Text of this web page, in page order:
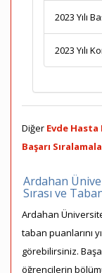
2023 Yılı
2023 Yılı
Diğer Evde Hasta
Başarı
Ardahan
Sırası ve
Ardahan
taban puanlarını
görebilirsiniz.
öğrencilerin